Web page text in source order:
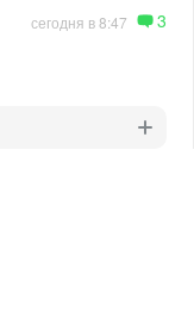
сегодня в 8:47 3